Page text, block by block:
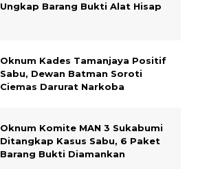
Ungkap Barang Bukti Alat Hisap
Oknum Kades Tamanjaya Positif
Sabu, Dewan Batman Soroti
Ciemas Darurat Narkoba
Oknum Komite MAN 3 Sukabumi
Ditangkap Kasus Sabu, 6 Paket
Barang Bukti Diamankan